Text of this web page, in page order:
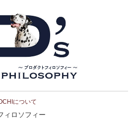
について
ィロソフィー